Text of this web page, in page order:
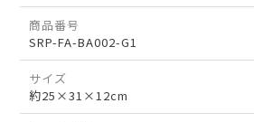
商品番号
SRP-FA-BA002-G1
サイズ
約25×31×12cm